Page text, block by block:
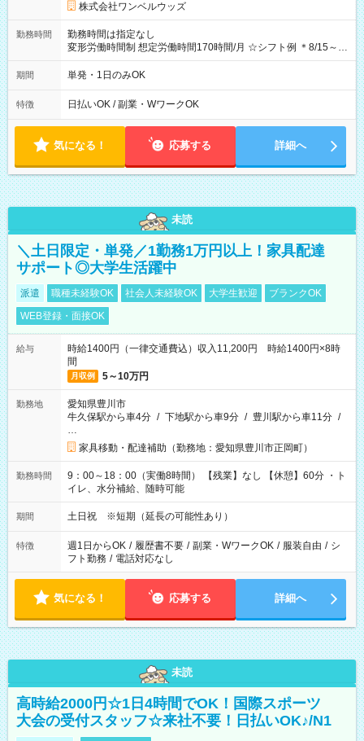
株式会社ワンベルウッズ
勤務時間
勤務時間は指定なし
変形労働時間制 想定労働時間170時間/月 ☆シフト例 ＊8/15～
10/26 全日共通 08：00～12：00 17：00～21：00 ＊8/31
～9/19のみ下記シフトもあります！ 12：00～16：00 ＊9/6～
00
期間 単発・1日のみOK
特徴 日払いOK / 副業・WワークOK
気になる！ 応募する 詳細へ
未読
＼土日限定・単発／1勤務1万円以上！家具配達
サポート◎大学生活躍中
派遣 職種未経験OK 社会人未経験OK 大学生歓迎
ブランクOK
WEB登録・面接OK
給与
時給1400円（一律交通費込）収入11,200円 時給1400円×8時
間
月収例 5～10万円
勤務地
愛知県豊川市
牛久保駅から車4分 / 下地駅から車9分 / 豊川駅から車11分 /
…
家具移動・配達補助（勤務地：愛知県豊川市正岡町）
勤務時間
9：00～18：00（実働8時間） 【残業】なし 【休憩】60分 ・ト
イレ、水分補給、随時可能
期間 土日祝 ※短期（延長の可能性あり）
特徴 週1日からOK / 履歴書不要 / 副業・WワークOK / 服装自由 / シ
フト勤務 / 電話対応なし
気になる！ 応募する 詳細へ
未読
高時給2000円☆1日4時間でOK！国際スポーツ
大会の受付スタッフ☆来社不要！日払いOK♪/N1